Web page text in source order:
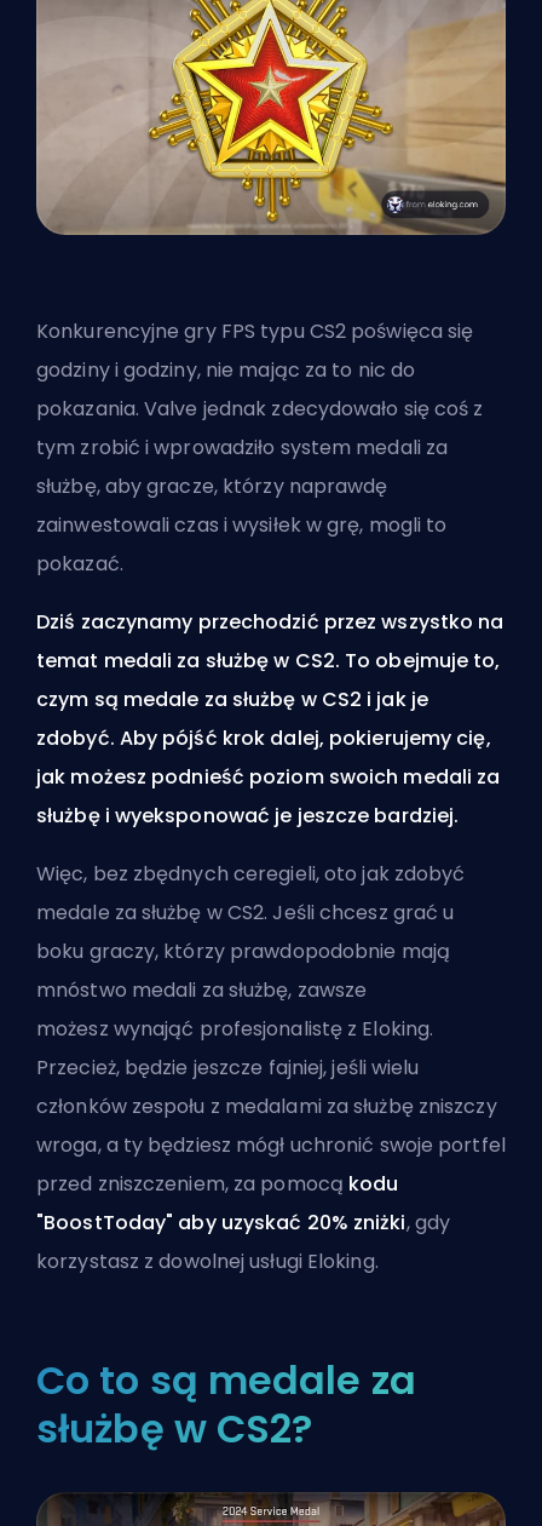
Konkurencyjne gry FPS typu CS2 poświęca się
godziny i godziny, nie mając za to nic do
pokazania. Valve jednak zdecydowało się coś z
tym zrobić i wprowadziło system medali za
służbę, aby gracze, którzy naprawdę
zainwestowali czas i wysiłek w grę, mogli to
pokazać.
Dziś zaczynamy przechodzić przez wszystko na
temat medali za służbę w CS2. To obejmuje to,
czym są medale za służbę w CS2 i jak je
zdobyć. Aby pójść krok dalej, pokierujemy cię,
jak możesz podnieść poziom swoich medali za
służbę i wyeksponować je jeszcze bardziej.
Więc, bez zbędnych ceregieli, oto jak zdobyć
medale za służbę w CS2. Jeśli chcesz grać u
boku graczy, którzy prawdopodobnie mają
mnóstwo medali za służbę, zawsze
możesz wynająć profesjonalistę z Eloking.
Przecież, będzie jeszcze fajniej, jeśli wielu
członków zespołu z medalami za służbę zniszczy
wroga, a ty będziesz mógł uchronić swoje portfel
przed zniszczeniem, za pomocą kodu
"BoostToday" aby uzyskać 20% zniżki, gdy
korzystasz zdowolnej usługi Eloking.
Co to są medale za
służbę w CS2?